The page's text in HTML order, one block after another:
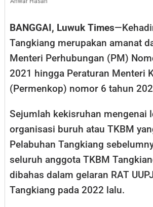
BANGGAI, Luwuk Times
Tangkiang merupakan amanat
Menteri Perhubungan (PM)
2021 hingga Peraturan Menteri
(Permenkop) nomor 6 tahun
Sejumlah kekisruhan mengenai
organisasi buruh atau TKBM
Pelabuhan Tangkiang
seluruh anggota TKBM
dibahas dalam gelaran RAT
Tangkiang pada 2022 lalu.